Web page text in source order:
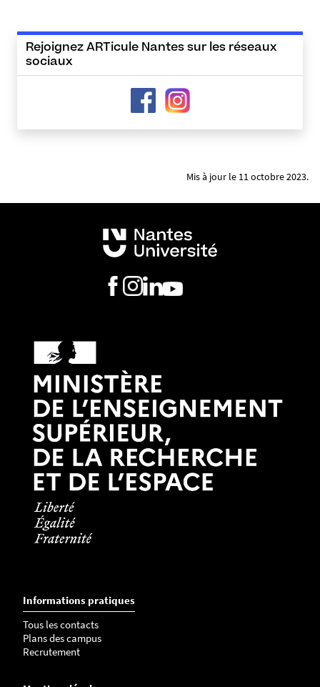
Rejoignez ARTicule Nantes sur les réseaux
sociaux
Mis à jour le 11 octobre 2023.
Informations pratiques
Tous les contacts
Plans des campus
Recrutement